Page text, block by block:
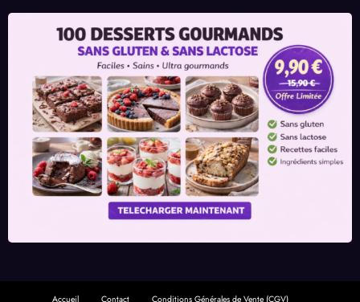
Accueil Contact Conditions Générales de Vente (CGV)